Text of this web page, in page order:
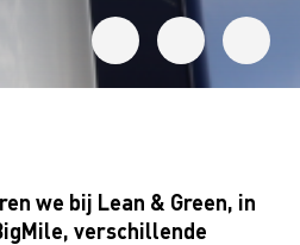
we bij Lean & Green, in
, verschillende